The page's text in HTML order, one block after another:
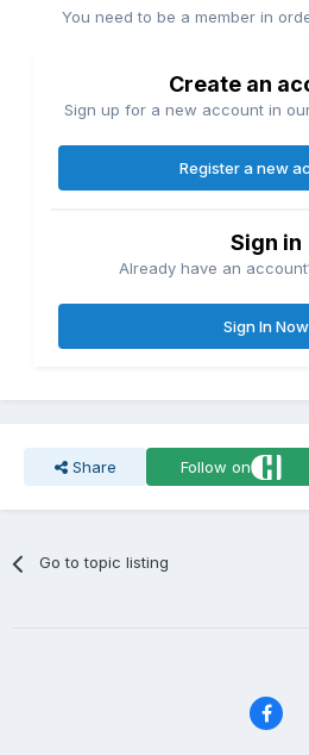
You need to be a member in
Create an
Sign up for a new account in
Register a new
Sign in
Already have an
Sign In Now
Share Follow on
Go to topic listing